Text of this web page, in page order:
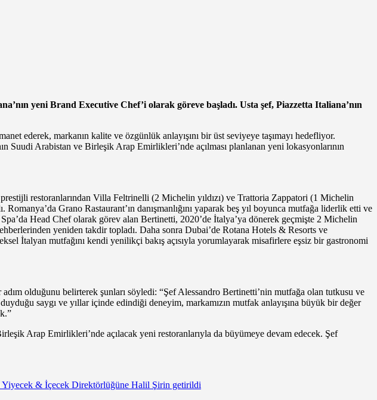
yeni Brand Executive Chef’i olarak göreve başladı. Usta şef, Piazzetta Italiana’nın
ederek, markanın kalite ve özgünlük anlayışını bir üst seviyeye taşımayı hedefliyor.
Suudi Arabistan ve Birleşik Arap Emirlikleri’nde açılması planlanan yeni lokasyonlarının
restoranlarından Villa Feltrinelli (2 Michelin yıldızı) ve Trattoria Zappatori (1 Michelin
Grano Rastaurant’ın danışmanlığını yaparak beş yıl boyunca mutfağa liderlik etti ve
Head Chef olarak görev alan Bertinetti, 2020’de İtalya’ya dönerek geçmişte 2 Michelin
yeniden takdir topladı. Daha sonra Dubai’de Rotana Hotels & Resorts ve
İtalyan mutfağını kendi yenilikçi bakış açısıyla yorumlayarak misafirlere eşsiz bir gastronomi
olduğunu belirterek şunları söyledi: “Şef Alessandro Bertinetti’nin mutfağa olan tutkusu ve
saygı ve yıllar içinde edindiği deneyim, markamızın mutfak anlayışına büyük bir değer
Arap Emirlikleri’nde açılacak yeni restoranlarıyla da büyümeye devam edecek. Şef
Yiyecek & İçecek Direktörlüğüne Halil Şirin getirildi